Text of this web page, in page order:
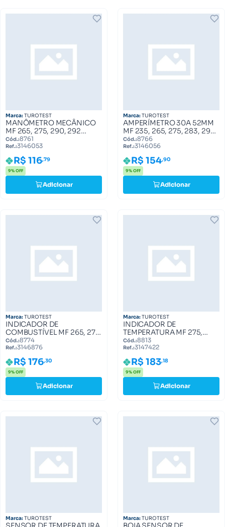
Marca:TUROTEST
MANÔMETRO MECÂNICO
MF 265, 275, 290, 292
3146053
Cód.:8761
Ref.:3146053
R$ 116,79
9% OFF
Adicionar
Marca:TUROTEST
AMPERÍMETRO 30A 52MM
MF 235, 265, 275, 283, 290
3146056
Cód.:8766
Ref.:3146056
R$ 154,90
9% OFF
Adicionar
Marca:TUROTEST
INDICADOR DE
COMBUSTÍVEL MF 265, 275,
283, 290 3146876
Cód.:8774
Ref.:3146876
R$ 176,30
9% OFF
Adicionar
Marca:TUROTEST
INDICADOR DE
TEMPERATURA MF 275,
290, 283, 292 3147422
Cód.:8813
Ref.:3147422
R$ 183,18
9% OFF
Adicionar
Marca:TUROTEST Marca:TUROTEST